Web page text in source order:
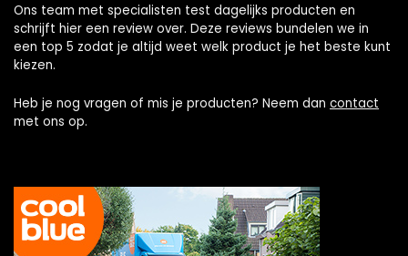
Ons team met specialisten test dagelijks producten en
schrijft hier een review over. Deze reviews bundelen we in
een top 5 zodat je altijd weet welk product je het beste kunt
kiezen.
Heb je nog vragen of mis je producten? Neem dan contact
met ons op.